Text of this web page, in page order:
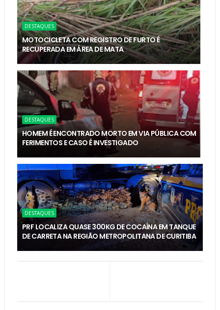
DESTAQUES
MOTOCICLETA COM REGISTRO DE FURTO É
RECUPERADA EM ÁREA DE MATA
DESTAQUES
HOMEM É ENCONTRADO MORTO EM VIA PÚBLICA COM
FERIMENTOS E CASO É INVESTIGADO
DESTAQUES
PRF LOCALIZA QUASE 300KG DE COCAÍNA EM TANQUE
DE CARRETA NA REGIÃO METROPOLITANA DE CURITIBA